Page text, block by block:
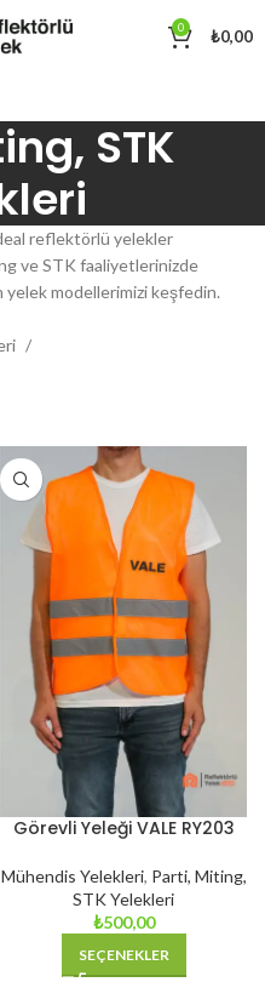
0 ₺0,00
STK
reflektörlü yelekler
ve STK faaliyetlerinizde
yelek modellerimizi keşfedin.
Görevli Yeleği VALE RY203
Mühendis Yelekleri, Parti, Miting,
STK Yelekleri
₺500,00
SEÇENEKLER